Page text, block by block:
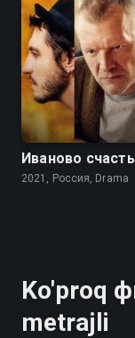
7.4 6.3
Иваново
2021, Россия, Drama
Ko'proq
metrajli